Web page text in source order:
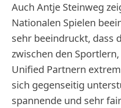
Auch Antje Steinweg
Nationalen Spielen
sehr beeindruckt, dass
zwischen den
Unified Partnern
sich gegenseitig
spannende und sehr